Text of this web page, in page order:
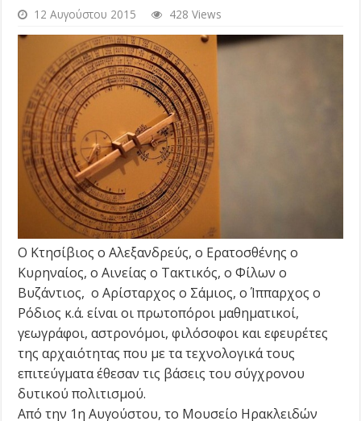
12 Αυγούστου 2015 428 Views
Ο Κτησίβιος ο Αλεξανδρεύς, ο Ερατοσθένης ο
Κυρηναίος, ο Αινείας ο Τακτικός, ο Φίλων ο
Βυζάντιος, ο Αρίσταρχος ο Σάμιος, ο Ίππαρχος ο
Ρόδιος κ.ά. είναι οι πρωτοπόροι μαθηματικοί,
γεωγράφοι, αστρονόμοι, φιλόσοφοι και εφευρέτες
της αρχαιότητας που με τα τεχνολογικά τους
επιτεύγματα έθεσαν τις βάσεις του σύγχρονου
δυτικού πολιτισμού.
Από την 1η Αυγούστου, το Μουσείο Ηρακλειδών